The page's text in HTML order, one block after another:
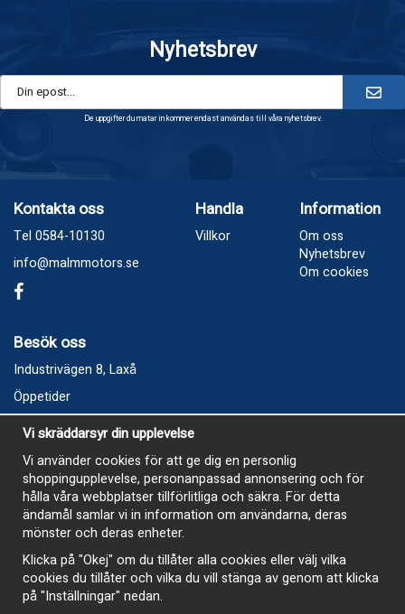
Nyhetsbrev
De uppgifter du matar in kommer endast användas till våra nyhetsbrev.
Kontakta oss
Tel 0584-10130
info@malmmotors.se
Handla
Villkor
Information
Om oss
Nyhetsbrev
Om cookies
Besök oss
Industrivägen 8, Laxå
Öppetider
Vecka 32
Måndag kl 9-12, kl 13 - 15
Onsdag kl 9-12, kl 13 - 15
Tisdag, Tordag och Fredag stängt
E-Handelsbutiken är öppen och paket skickas hela
sommaren
Vi skräddarsyr din upplevelse
Vi använder cookies för att ge dig en personlig
shoppingupplevelse, personanpassad annonsering och för
hålla våra webbplatser tillförlitliga och säkra. För detta
ändamål samlar vi in information om användarna, deras
mönster och deras enheter.
Klicka på "Okej" om du tillåter alla cookies eller välj vilka
cookies du tillåter och vilka du vill stänga av genom att klicka
på "Inställningar" nedan.